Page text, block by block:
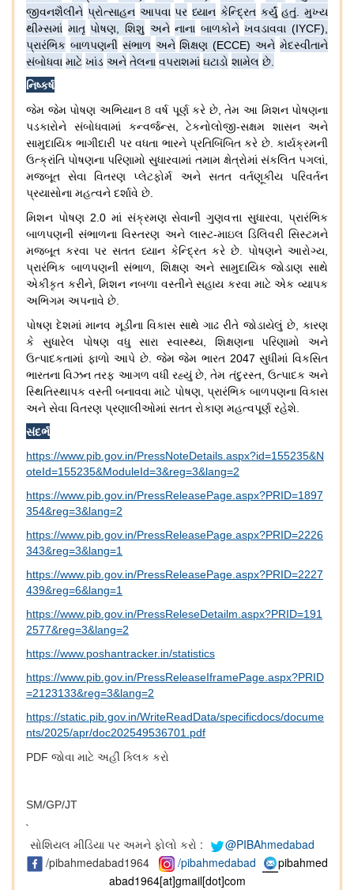
જીવનશૈલીને પ્રોત્સાહન આપવા પર ધ્યાન કેન્દ્રિત કર્યું હતું. મુખ્ય
થીમ્સમાં માતૃ પોષણ, શિશુ અને નાના બાળકોને ખવડાવવા (IYCF),
પ્રારંભિક બાળપણની સંભાળ અને શિક્ષણ (ECCE)અને મેદસ્વીતાને
સંબોધવા માટે ખાંડ અને તેલના વપરાશમાં ઘટાડો શામેલ છે.
નિષ્કર્ષ
જેમ જેમ પોષણ અભિયાન 8 વર્ષ પૂર્ણ કરે છે,તેમ આ મિશન પોષણના
પડકારોને
સંબોધવામાં કન્વર્જન્સ,ટેકનોલોજી-સક્ષમ શાસન
અને
સામુદાયિક ભાગીદારી પર વધતા ભારને પ્રતિબિંબિત કરે છે. કાર્યક્રમની
ઉત્ક્રાંતિ પોષણના પરિણામો સુધારવામાં તમામ ક્ષેત્રોમાં સંકલિત પગલાં,
મજબૂત
સેવા વિતરણ પ્લેટફોર્મ અને સતત વર્તણૂકીય
પરિવર્તન
પ્રયાસોના મહત્વને દર્શાવે છે.
મિશન પોષણ2.0 માં સંક્રમણ સેવાની ગુણવત્તા સુધારવા, પ્રારંભિક
બાળપણની સંભાળના વિસ્તરણ અને લાસ્ટ-માઇલ ડિલિવરી સિસ્ટમને
મજબૂત કરવા પર સતત ધ્યાન કેન્દ્રિત કરે છે. પોષણને આરોગ્ય,
પ્રારંભિક બાળપણની સંભાળ, શિક્ષણ અને સામુદાયિક જોડાણ સાથે
એકીકૃત કરીને, મિશન નબળા વસ્તીને સહાય કરવા માટે એક વ્યાપક
અભિગમ અપનાવે છે.
પોષણ દેશમાં માનવ મૂડીના વિકાસ સાથે ગાઢ રીતે જોડાયેલું છે,કારણ
કે
સુધારેલ પોષણ વધુ સારા સ્વાસ્થ્ય, શિક્ષણના પરિણામો
અને
ઉત્પાદકતામાં ફાળો આપે છે. જેમ જેમ ભારત 2047સુધીમાં વિકસિત
ભારતના વિઝન તરફ આગળ વધી રહ્યું છે,તેમ તંદુરસ્ત, ઉત્પાદક અને
સ્થિતિસ્થાપક વસ્તી બનાવવા માટે પોષણ, પ્રારંભિક બાળપણના વિકાસ
અને સેવા વિતરણ પ્રણાલીઓમાં સતત રોકાણ મહત્વપૂર્ણ રહેશે.
સંદર્ભ
https://www.pib.gov.in/PressNoteDetails.aspx?id=155235&N
oteId=155235&ModuleId=3&reg=3&lang=2
https://www.pib.gov.in/PressReleasePage.aspx?PRID=1897
354&reg=3&lang=2
https://www.pib.gov.in/PressReleasePage.aspx?PRID=2226
343&reg=3&lang=1
https://www.pib.gov.in/PressReleasePage.aspx?PRID=2227
439&reg=6&lang=1
https://www.pib.gov.in/PressReleseDetailm.aspx?PRID=191
2577&reg=3&lang=2
https://www.poshantracker.in/statistics
https://www.pib.gov.in/PressReleaseIframePage.aspx?PRID
=2123133&reg=3&lang=2
https://static.pib.gov.in/WriteReadData/specificdocs/docume
nts/2025/apr/doc202549536701.pdf
PDF જોવા માટે અહીં ક્લિક કરો
SM/GP/JT
`
સોશિયલ મીડિયા પર અમને ફોલો કરો :
@PIBAhmedabad
/pibahmedabad1964
/pibahmedabad
pibahmed
abad1964[at]gmail[dot]com